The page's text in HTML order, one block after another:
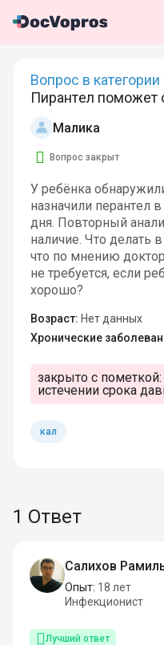
Вопрос в
Пирантел поможет
Малика
Вопрос закрыт
У ребёнка
назначили перантел
дня. Повторный
наличие. Что делать
что по мнению
не требуется, если
хорошо?
Возраст: Нет данных
Хронические
закрыто с пометкой:
истечении срока
кал
1 Ответ
Салихов
Опыт: 18 лет
Инфекционист
Лучший ответ